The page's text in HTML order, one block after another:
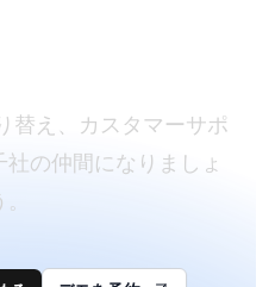
替え、カスタマーサポ
の仲間になりましょ
。